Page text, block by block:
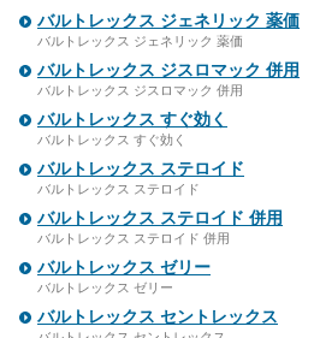
バルトレックス ジェネリック 薬価
バルトレックス ジェネリック 薬価
バルトレックス ジスロマック 併用
バルトレックス ジスロマック 併用
バルトレックス すぐ効く
バルトレックス すぐ効く
バルトレックス ステロイド
バルトレックス ステロイド
バルトレックス ステロイド 併用
バルトレックス ステロイド 併用
バルトレックス ゼリー
バルトレックス ゼリー
バルトレックス セントレックス